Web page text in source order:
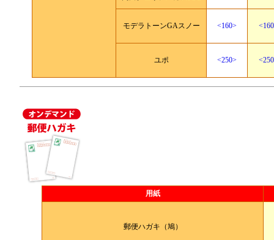
モデラトーンGAスノー <160>
ユポ <250>
用紙
郵便ハガキ（鳩）